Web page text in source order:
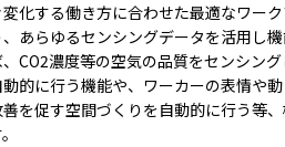
化する働き方に合わせた最適なワー
あらゆるセンシングデータを活用し機
CO2濃度等の空気の品質をセンシン
的に行う機能や、ワーカーの表情や動
を促す空間づくりを自動的に行う等